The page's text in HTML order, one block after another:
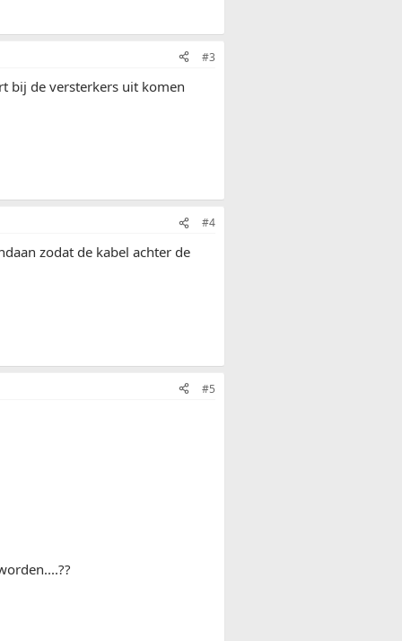
#3
bij de versterkers uit komen
#4
zodat de kabel achter de
#5